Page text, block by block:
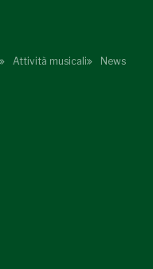
Attività musicali News